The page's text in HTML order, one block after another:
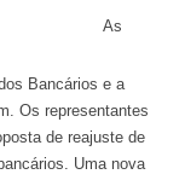
As
Bancários e a
Os representantes
de reajuste de
Uma nova